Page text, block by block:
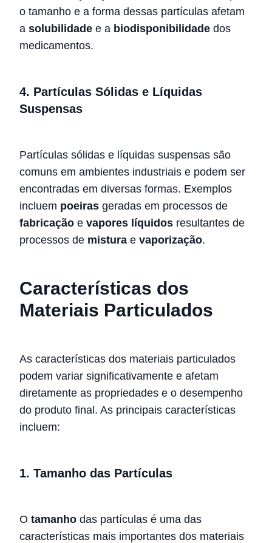
o tamanho e a forma dessas partículas afetam
a solubilidade e a biodisponibilidade dos
medicamentos.
4. Partículas Sólidas e Líquidas
Suspensas
Partículas sólidas e líquidas suspensas são
comuns em ambientes industriais e podem ser
encontradas em diversas formas. Exemplos
incluem poeiras geradas em processos de
fabricação e vapores líquidos resultantes de
processos de mistura e vaporização.
Características dos
Materiais Particulados
As características dos materiais particulados
podem variar significativamente e afetam
diretamente as propriedades e o desempenho
do produto final. As principais características
incluem:
1. Tamanho das Partículas
O tamanho das partículas é uma das
características mais importantes dos materiais